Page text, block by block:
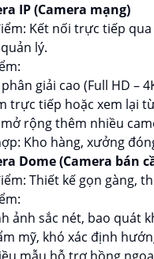
IP (Camera mạng)
Kết nối trực tiếp
lý.
giải cao (Full HD –
trực tiếp hoặc xem lại
mở rộng thêm nhiều
Kho hàng, xưởng
Dome (Camera bán
Thiết kế gọn gàng,
ảnh sắc nét, bao quát
mỹ, khó xác định